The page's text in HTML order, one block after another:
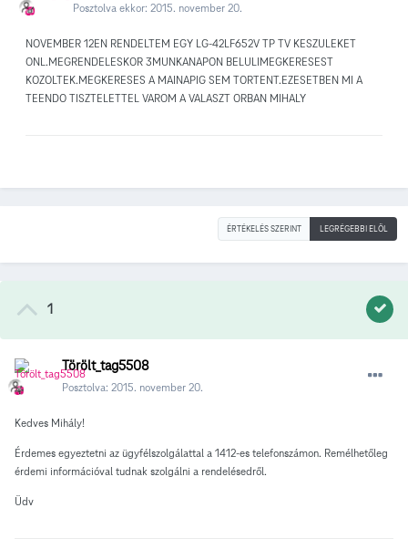
Posztolva ekkor: 2015. november 20.
NOVEMBER 12EN RENDELTEM EGY LG-42LF652V TP TV KESZULEKET
ONL.MEGRENDELESKOR 3MUNKANAPON BELULIMEGKERESEST
KOZOLTEK.MEGKERESES A MAINAPIG SEM TORTENT.EZESETBEN MI A
TEENDO TISZTELETTEL VAROM A VALASZT ORBAN MIHALY
ÉRTÉKELÉS SZERINT LEGRÉGEBBI ELÖL
1
Törölt_tag5508
Posztolva: 2015. november 20.
Kedves Mihály!
Érdemes egyeztetni az ügyfélszolgálattal a 1412-es telefonszámon. Remélhetőleg
érdemi információval tudnak szolgálni a rendelésedről.
Üdv